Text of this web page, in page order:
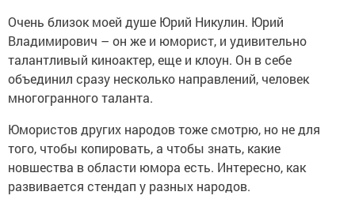
Очень близок моей душе Юрий Никулин. Юрий
Владимирович – он же и юморист, и удивительно
талантливый киноактер, еще и клоун. Он в себе
объединил сразу несколько направлений, человек
многогранного таланта.
Юмористов других народов тоже смотрю, но не для
того, чтобы копировать, а чтобы знать, какие
новшества в области юмора есть. Интересно, как
развивается стендап у разных народов.